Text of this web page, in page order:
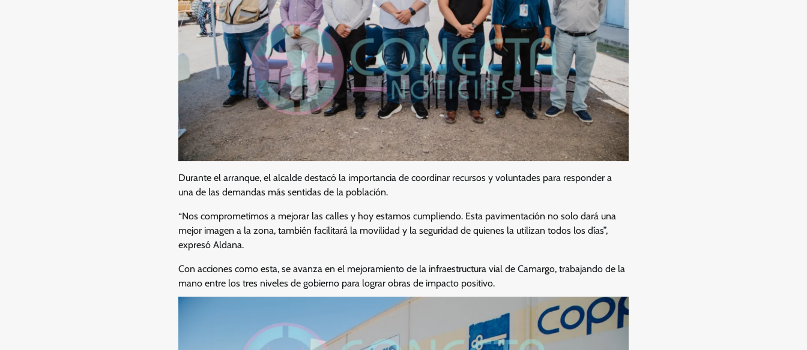
Durante el arranque, el alcalde destacó la importancia de coordinar recursos y voluntades para responder a
una de las demandas más sentidas de la población.
“Nos comprometimos a mejorar las calles y hoy estamos cumpliendo. Esta pavimentación no solo dará una
mejor imagen a la zona, también facilitará la movilidad y la seguridad de quienes la utilizan todos los días”,
expresó Aldana.
Con acciones como esta, se avanza en el mejoramiento de la infraestructura vial de Camargo, trabajando de la
mano entre los tres niveles de gobierno para lograr obras de impacto positivo.